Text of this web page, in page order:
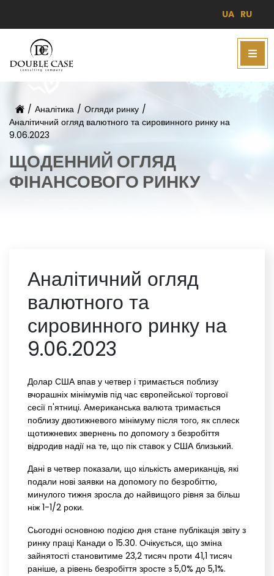
UA RU
/ Аналітика / Огляди ринку /
Аналітичний огляд валютного та сировинного ринку на
9.06.2023
ЩОДЕННИЙ ОГЛЯД
ФІНАНСОВОГО РИНКУ
Аналітичний огляд
валютного та
сировинного ринку на
9.06.2023
Долар США впав у четвер і тримається поблизу
вчорашніх мінімумів під час європейської торгової
сесії п'ятниці. Американська валюта тримається
поблизу двотижневого мінімуму після того, як сплеск
щотижневих звернень по допомогу з безробіття
відродив надії на те, що пік ставок у США близький.
Дані в четвер показали, що кількість американців, які
подали нові заявки на допомогу по безробіттю,
минулого тижня зросла до найвищого рівня за більш
ніж 1-1/2 роки.
Сьогодні основною подією дня стане публікація звіту з
ринку праці Канади о 15.30. Очікується, що зміна
зайнятості становитиме 23,2 тисяч проти 41,1 тисяч
раніше, а рівень безробіття зросте з 5,0% до 5,1%.